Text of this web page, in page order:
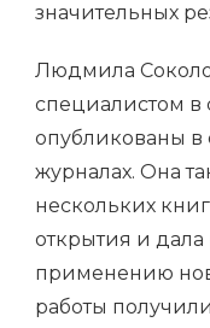
значительных
Людмила
специалистом в
опубликованы в
журналах. Она
нескольких
открытия и
применению
работы